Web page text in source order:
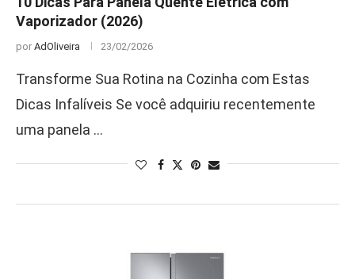
Vaporizador (2026)
por AdOliveira 23/02/2026
Transforme Sua Rotina na Cozinha com Estas
Dicas Infalíveis Se você adquiriu recentemente
uma panela …